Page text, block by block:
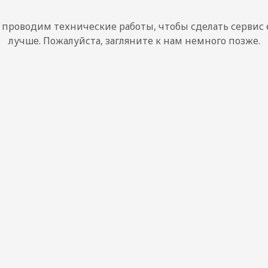
технические работы, чтобы сделать сервис
лучше. Пожалуйста, загляните к нам немного позже.